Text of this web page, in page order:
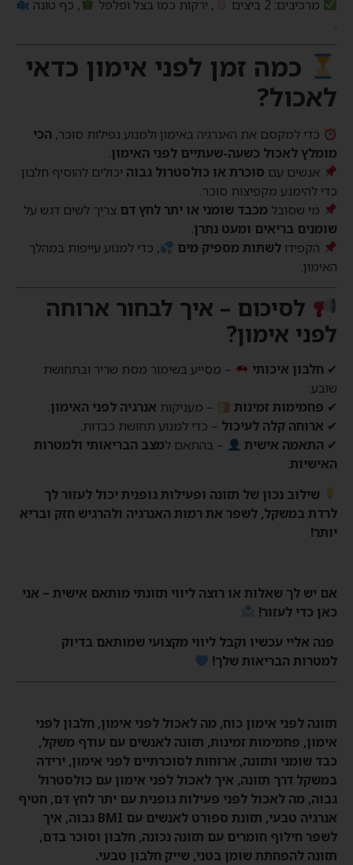
מרכיבים: 2 ביצים
, ירקות כמו בצל ופלפל
, כף טונה
.
כמה זמן לפני אימון כדאי
לאכול?
כדי למקסם את האנרגיה באימון ולמנוע נפילות סוכר, הכי
מומלץ לאכול כשעה-שעתיים לפני האימון.
אנשים עם סוכרת או כולסטרול גבוה יכולים להוסיף חלבון
כדי להימנע מקפיצות סוכר.
מי שסובל מכבד שומני או יתר לחץ דם צריך לשים דגש על
שומנים בריאים ומעט נתרן.
הקפידולשתות מספיק מים
, כדי למנוע עייפות במהלך
האימון.
לסיכום – איך לבחור ארוחה
לפני אימון?
✔ חלבון איכותי
– מסייע בשימור מסת שריר ובתחושת
שובע.
✔ פחמימות זמינות – מעניקות אנרגיה לפני האימון.
✔ ארוחה קלה לעיכול – כדי למנוע תחושת כבדות.
✔ התאמה אישית – בהתאם למצב הבריאותי ולמטרות
האישיות.
שילוב נכון של תזונה ופעילות גופנית יכול לעזור לך
לרדת במשקל, לשפר את רמות האנרגיה ולהרגיש חזק ובריא
יותר!
אם יש לך שאלות או רוצה ליווי תזונתי מותאם אישית – אני
כאן כדי לעזור!
פנה אליי עכשיו וקבל ליווי מקצועי שמותאם בדיוק
למטרות הבריאות שלך!
תזונה לפני אימון כוח, מה לאכול לפני אימון, חלבון לפני
אימון, פחמימות זמינות, תזונה לאנשים עם עודף משקל,
כבד שומני ותזונה, ארוחות לסוכרתיים לפני אימון, ירידה
במשקל דרך תזונה, איך לאכול לפני אימון עם כולסטרול
גבוה, מה לאכול לפני פעילות גופנית עם יתר לחץ דם, חטיף
אנרגיה טבעי, תזונת ספורט לאנשים עם BMI גבוה, איך
לשפר חילוף חומרים עם תזונה נכונה, חלבון וסוכר בדם,
תזונה להפחתת שומן בטני, שייק חלבון טבעי.